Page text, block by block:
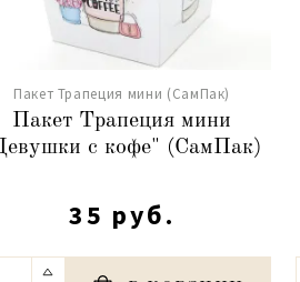
Пакет Трапеция мини (СамПак)
Пакет Трапеция мини
с кофе" (СамПак)
35 руб.